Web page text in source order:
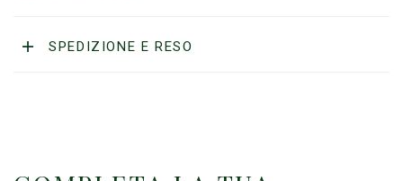
SPEDIZIONE E RESO